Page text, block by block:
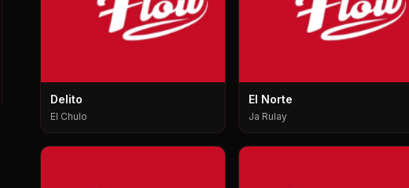
Delito
El Chulo
El Norte
Ja Rulay